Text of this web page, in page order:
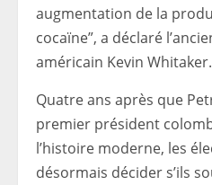
augmentation de la
cocaïne”, a déclaré
américain Kevin Whitaker.
Quatre ans après que
premier président
l’histoire moderne, les
désormais décider s’ils